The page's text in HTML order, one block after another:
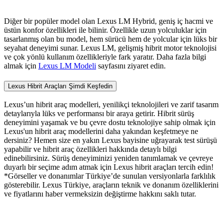
Diğer bir popüler model olan Lexus LM Hybrid, geniş iç hacmi ve
üstün konfor özellikleri ile bilinir. Özellikle uzun yolculuklar için
tasarlanmış olan bu model, hem sürücü hem de yolcular için lüks bir
seyahat deneyimi sunar. Lexus LM, gelişmiş hibrit motor teknolojisi
ve çok yönlü kullanım özellikleriyle fark yaratır. Daha fazla bilgi
almak için Lexus LM Modeli sayfasını ziyaret edin.
Lexus Hibrit Araçları Şimdi Keşfedin
Lexus’un hibrit araç modelleri, yenilikçi teknolojileri ve zarif tasarım
detaylarıyla lüks ve performansı bir araya getirir. Hibrit sürüş
deneyimini yaşamak ve bu çevre dostu teknolojiye sahip olmak için
Lexus'un hibrit araç modellerini daha yakından keşfetmeye ne
dersiniz? Hemen size en yakın Lexus bayisine uğrayarak test sürüşü
yapabilir ve hibrit araç özellikleri hakkında detaylı bilgi
edinebilirsiniz. Sürüş deneyiminizi yeniden tanımlamak ve çevreye
duyarlı bir seçime adım atmak için Lexus hibrit araçları tercih edin!
*Görseller ve donanımlar Türkiye’de sunulan versiyonlarla farklılık
gösterebilir. Lexus Türkiye, araçların teknik ve donanım özelliklerini
ve fiyatlarını haber vermeksizin değiştirme hakkını saklı tutar.